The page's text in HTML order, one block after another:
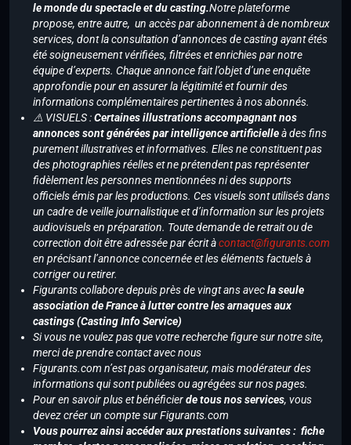
le monde du spectacle et du casting.Notre plateforme
propose, entre autre, un accès par abonnement à de nombreux
services, dont la consultation d’annonces de casting ayant étés
été soigneusement vérifiées, filtrées et enrichies par notre
équipe d’experts. Chaque annonce fait l’objet d’une enquête
approfondie pour en assurer la légitimité et fournir des
informations complémentaires pertinentes à nos abonnés.
⚠️ VISUELS :Certaines illustrations accompagnant nos
annonces sont générées par intelligence artificielleà des fins
purement illustratives et informatives. Elles ne constituent pas
des photographies réelles et ne prétendent pas représenter
fidèlement les personnes mentionnées ni des supports
officiels émis par les productions. Ces visuels sont utilisés dans
un cadre de veille journalistique et d’information sur les projets
audiovisuels en préparation. Toute demande de retrait ou de
correction doit être adressée par écrit àcontact@figurants.com
en précisant l’annonce concernée et les éléments factuels à
corriger ou retirer.
Figurants collabore depuis près de vingt ans avecla seule
association de France à lutter contre les arnaques aux
castings (Casting Info Service)
Si vous ne voulez pas que votre recherche figure sur notre site,
merci de prendre contact avec nous
Figurants.com n’est pas organisateur, mais modérateur des
informations qui sont publiées ou agrégées sur nos pages.
Pour en savoir plus et bénéficierde tous nos services, vous
devez créer un compte sur Figurants.com
Vous pourrez ainsi accéder aux prestations suivantes : fiche